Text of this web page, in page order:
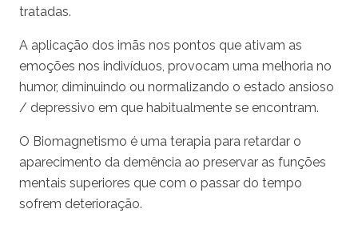
tratadas.
A aplicação dos imãs nos pontos que ativam as
emoções nos indivíduos, provocam uma melhoria no
humor, diminuindo ou normalizando o estado ansioso
/ depressivo em que habitualmente se encontram.
O Biomagnetismo é uma terapia para retardar o
aparecimento da demência ao preservar as funções
mentais superiores que com o passar do tempo
sofrem deterioração.